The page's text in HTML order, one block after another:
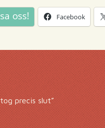
oss! Facebook
precis slut”